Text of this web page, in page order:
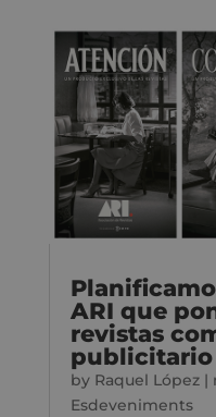
ARI que
revistas
publicitario
by Raquel López|
Esdeveniments